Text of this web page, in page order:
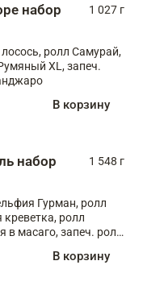
набор
1 027 г
ролл Самурай,
XL, запеч.
В корзину
набор
1 548 г
Гурман, ролл
креветка, ролл
в масаго, запеч. ролл
с моцареллой,
В корзину